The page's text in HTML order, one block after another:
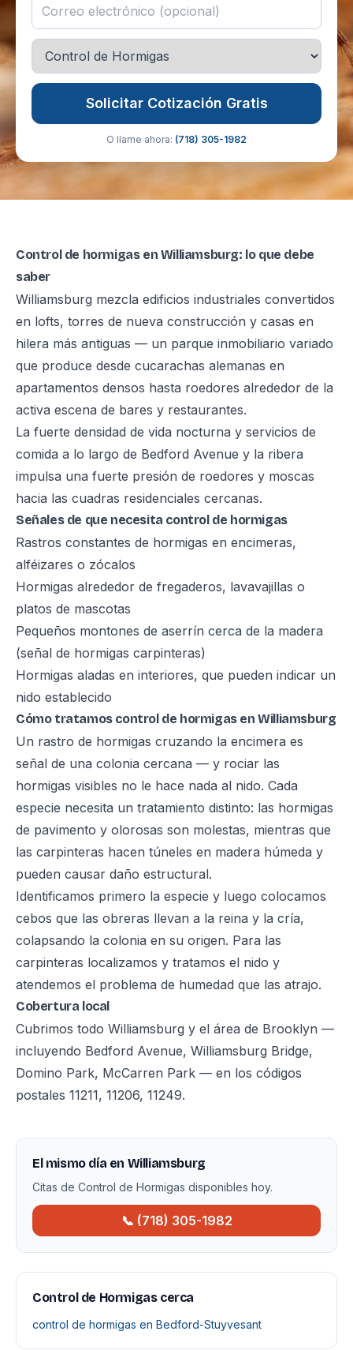
Solicitar Cotización Gratis
O llame ahora: (718) 305-1982
Control de hormigas en Williamsburg: lo que debe
saber
Williamsburg mezcla edificios industriales convertidos
en lofts, torres de nueva construcción y casas en
hilera más antiguas — un parque inmobiliario variado
que produce desde cucarachas alemanas en
apartamentos densos hasta roedores alrededor de la
activa escena de bares y restaurantes.
La fuerte densidad de vida nocturna y servicios de
comida a lo largo de Bedford Avenue y la ribera
impulsa una fuerte presión de roedores y moscas
hacia las cuadras residenciales cercanas.
Señales de que necesita control de hormigas
Rastros constantes de hormigas en encimeras,
alféizares o zócalos
Hormigas alrededor de fregaderos, lavavajillas o
platos de mascotas
Pequeños montones de aserrín cerca de la madera
(señal de hormigas carpinteras)
Hormigas aladas en interiores, que pueden indicar un
nido establecido
Cómo tratamos control de hormigas en Williamsburg
Un rastro de hormigas cruzando la encimera es
señal de una colonia cercana — y rociar las
hormigas visibles no le hace nada al nido. Cada
especie necesita un tratamiento distinto: las hormigas
de pavimento y olorosas son molestas, mientras que
las carpinteras hacen túneles en madera húmeda y
pueden causar daño estructural.
Identificamos primero la especie y luego colocamos
cebos que las obreras llevan a la reina y la cría,
colapsando la colonia en su origen. Para las
carpinteras localizamos y tratamos el nido y
atendemos el problema de humedad que las atrajo.
Cobertura local
Cubrimos todo Williamsburg y el área de Brooklyn —
incluyendo Bedford Avenue, Williamsburg Bridge,
Domino Park, McCarren Park — en los códigos
postales 11211, 11206, 11249.
El mismo día en Williamsburg
Citas de Control de Hormigas disponibles hoy.
📞 (718) 305-1982
Control de Hormigas cerca
control de hormigas en Bedford-Stuyvesant